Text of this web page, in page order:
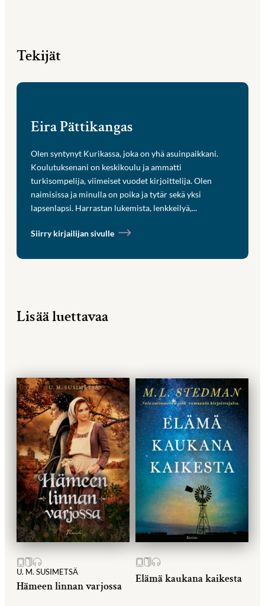
Tekijät
Eira Pättikangas
Olen syntynyt Kurikassa, joka on yhä asuinpaikkani.
Koulutuksenani on keskikoulu ja ammatti
turkisompelija, viimeiset vuodet kirjoittelija. Olen
naimisissa ja minulla on poika ja tytär sekä yksi
lapsenlapsi. Harrastan lukemista, lenkkeilyä,...
Siirry kirjailijan sivulle
Lisää luettavaa
U. M. SUSIMETSÄ
Hämeen linnan varjossa
Elämä kaukana kaikesta